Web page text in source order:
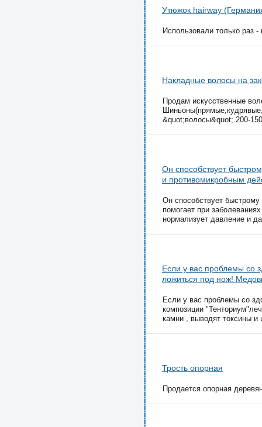
Утюжок hairway
Использовали только раз
Накладные волосы на
Продам искусственные
&quot;волосы&quot;.200-
Он способствует
и противомикробным
Он способствует
помогает при
нормализует давление и
Если у вас проблемы со
ложиться под нож!
Если у вас проблемы со
композиции
камни , выводят токсины и
Трость опорная
Продается опорная